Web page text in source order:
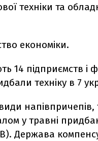
техніки та
економіки.
14 підприємств і
техніку в 7
види
у травні
Держава